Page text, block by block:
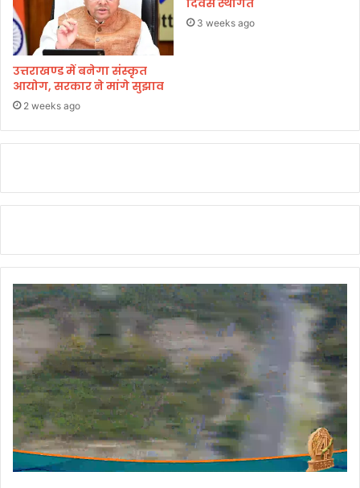
तीदा
धि
का
रि
यों
के
सा
बै
उत्तराखण्ड में बनेगा संस्कृत
आयोग, सरकार ने मांगे सुझाव
2 weeks ago
3 weeks ago